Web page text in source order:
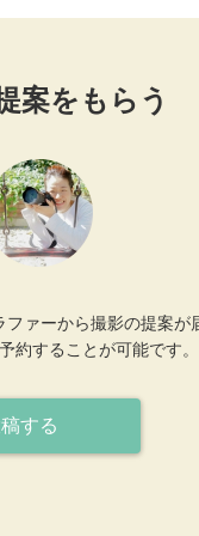
案をもらう
ァーから撮影の提案が
約することが可能です。
する